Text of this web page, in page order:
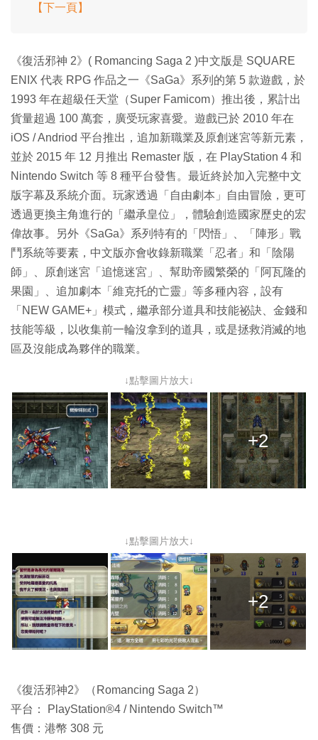
【下一頁】
《復活邪神 2》( Romancing Saga 2 )中文版是 SQUARE
ENIX 代表 RPG 作品之一《SaGa》系列的第 5 款遊戲，於
1993 年在超級任天堂（Super Famicom）推出後，累計出
貨量超過 100 萬套，廣受玩家喜愛。遊戲已於 2010 年在
iOS / Andriod 平台推出，追加新職業及原創迷宮等新元素，
並於 2015 年 12 月推出 Remaster 版，在 PlayStation 4 和
Nintendo Switch 等 8 種平台發售。最近終於加入完整中文
版字幕及系統介面。玩家透過「自由劇本」自由冒險，更可
透過更換主角進行的「繼承皇位」，體驗創造國家歷史的宏
偉故事。另外《SaGa》系列特有的「閃悟」、「陣形」戰
鬥系統等要素，中文版亦會收錄新職業「忍者」和「陰陽
師」、原創迷宮「追憶迷宮」、幫助帝國繁榮的「阿瓦隆的
果園」、追加劇本「維克托的亡靈」等多種內容，設有
「NEW GAME+」模式，繼承部分道具和技能祕訣、金錢和
技能等級，以收集前一輪沒拿到的道具，或是拯救消滅的地
區及沒能成為夥伴的職業。
↓點擊圖片放大↓
+2
↓點擊圖片放大↓
+2
《復活邪神2》（Romancing Saga 2）
平台： PlayStation®4 / Nintendo Switch™
售價：港幣 308 元